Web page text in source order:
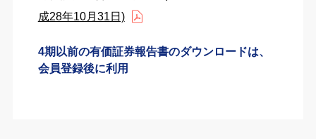
成28年10月31日)
4期以前の有価証券報告書のダウンロードは、
会員登録後に利用